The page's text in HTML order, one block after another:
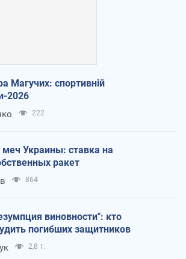
Магучих: спортивній
2026
222
Украины: ставка на
ракет
864
виновности": кто
погибших защитников
2,8 т.